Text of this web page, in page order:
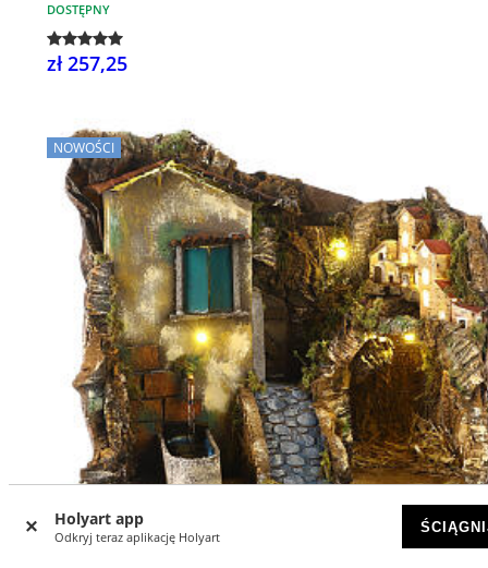
Holyart app
Odkryj teraz aplikację Holyart
DOSTĘPNY
zł 257,25
NOWOŚCI